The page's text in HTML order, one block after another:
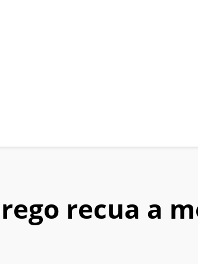
recua a